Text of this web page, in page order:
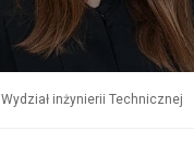
Wydział inżynierii Technicznej